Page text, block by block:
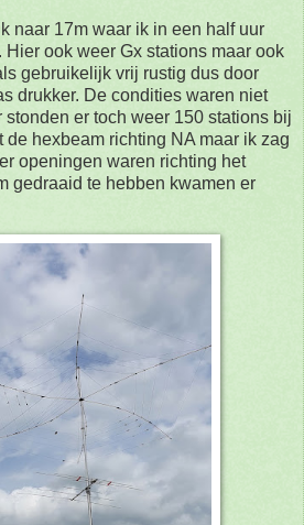
naar 17m waar ik in een half uur
Hier ook weer Gx stations maar ook
gebruikelijk vrij rustig dus door
drukker. De condities waren niet
stonden er toch weer 150 stations bij
de hexbeam richting NA maar ik zag
openingen waren richting het
gedraaid te hebben kwamen er